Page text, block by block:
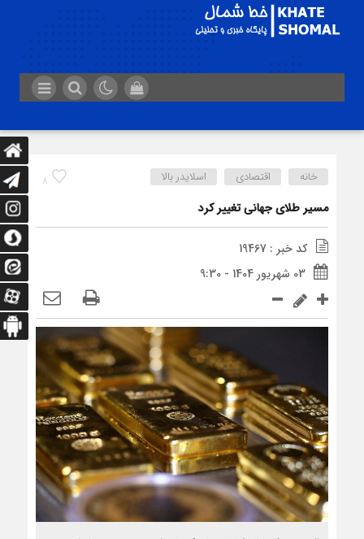
8 خانه اقتصادی اسلایدر بالا
مسیر طلای جهانی تغییر کرد
کد خبر : 19467
03 شهریور 1404 - 9:30